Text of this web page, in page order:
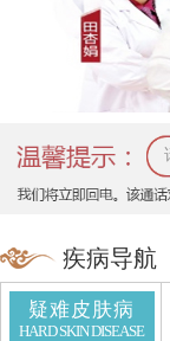
疾病导航
疑难皮肤病
HARD SKIN DISEASE